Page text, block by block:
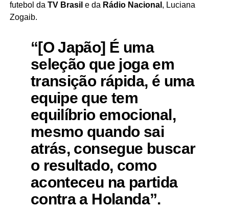
futebol da TV Brasil e da Rádio Nacional , Luciana
Zogaib.
“[O Japão] É uma
seleção que joga em
transição rápida, é uma
equipe que tem
equilíbrio emocional,
mesmo quando sai
atrás, consegue buscar
o resultado, como
aconteceu na partida
contra a Holanda”.